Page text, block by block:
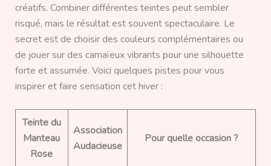
créatifs. Combiner différentes teintes peut sembler
risqué, mais le résultat est souvent spectaculaire. Le
secret est de choisir des couleurs complémentaires ou
de jouer sur des camaïeux vibrants pour une silhouette
forte et assumée. Voici quelques pistes pour vous
inspirer et faire sensation cet hiver :
Teinte du
Manteau
Rose
Association
Audacieuse
Pour quelle occasion ?